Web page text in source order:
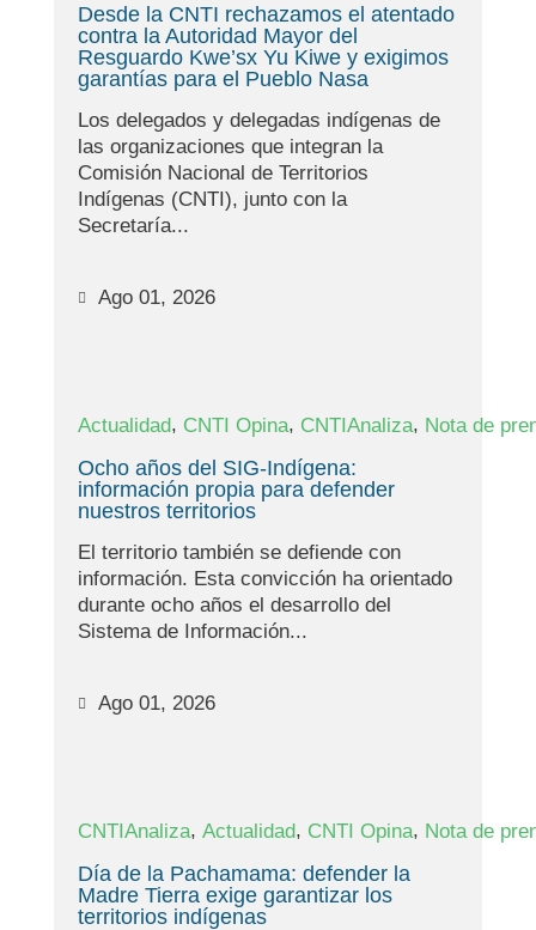
Desde la CNTI rechazamos el atentado
contra la Autoridad Mayor del
Resguardo Kwe’sx Yu Kiwe y exigimos
garantías para el Pueblo Nasa
Los delegados y delegadas indígenas de
las organizaciones que integran la
Comisión Nacional de Territorios
Indígenas (CNTI), junto con la
Secretaría...
Ago 01, 2026
Actualidad, CNTI Opina, CNTIAnaliza, Nota de
Ocho años del SIG-Indígena:
información propia para defender
nuestros territorios
El territorio también se defiende con
información. Esta convicción ha orientado
durante ocho años el desarrollo del
Sistema de Información...
Ago 01, 2026
CNTIAnaliza, Actualidad, CNTI Opina, Nota de
Día de la Pachamama: defender la
Madre Tierra exige garantizar los
territorios indígenas